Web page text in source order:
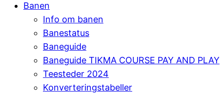
Banen
Info om banen
Banestatus
Baneguide
Baneguide TIKMA COURSE PAY AND PLAY
Teesteder 2024
Konverteringstabeller